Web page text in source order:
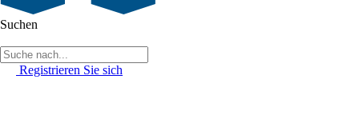
Suchen
Registrieren Sie sich